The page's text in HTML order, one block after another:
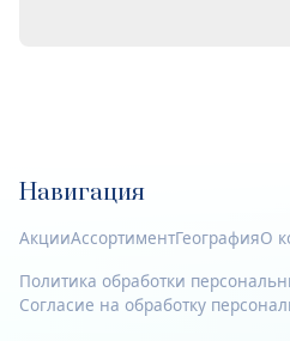
Навигация
АкцииАссортиментГеографияО
Политика обработки
Согласие на обработку